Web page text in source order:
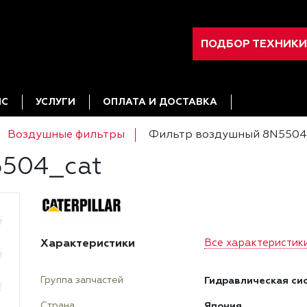
ПОДБОР ТЕХНИКИ
УСЛУГИ ОПЛАТА И ДОСТАВКА
Воздушные фильтры Фильтр воздушный
Характеристики Все
Группа запчастей Гидравлическая